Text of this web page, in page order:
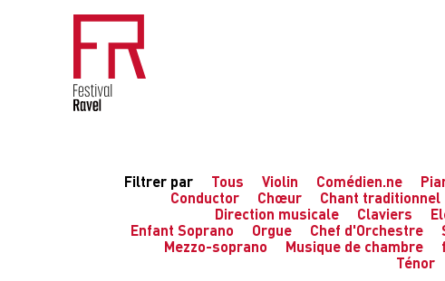
Filtrer par Tous Violin Comédien.ne
Conductor
Chœur Chant traditionnel
Direction musicale
Claviers
Enfant Soprano
Orgue Chef d'Orchestre
Mezzo-soprano
Musique de chambre
Ténor